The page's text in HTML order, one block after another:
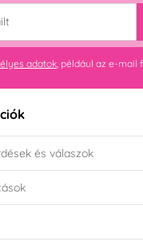
adatok , például az e-
és válaszok